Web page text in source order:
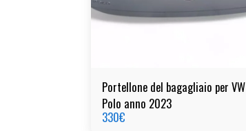
Portellone del bagagliaio per VW
Polo anno 2023
330€